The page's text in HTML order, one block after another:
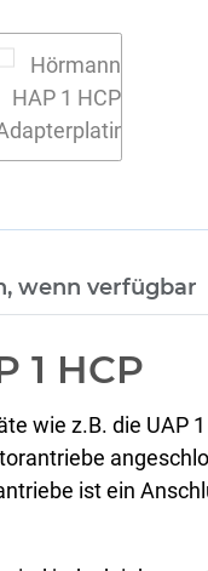
wenn verfügbar
1 HCP
wie z.B. die UAP
ist ein